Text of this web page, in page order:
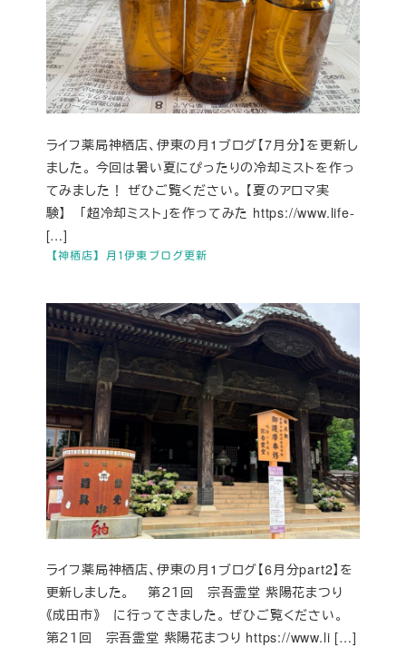
【神栖店】月1伊東ブログ更新
ライフ薬局神栖店、伊東の月1ブログ【7月分】を更新し
ました。 今回は暑い夏にぴったりの冷却ミストを作っ
てみました！ ぜひご覧ください。 【夏のアロマ実
験】 「超冷却ミスト」を作ってみた https://www.life-
[…]
ライフ薬局神栖店、伊東の月1ブログ【6月分part2】を
更新しました。 第２１回 宗吾霊堂 紫陽花まつり
《成田市》 に行ってきました。 ぜひご覧ください。
第２１回 宗吾霊堂 紫陽花まつり https://www.li […]